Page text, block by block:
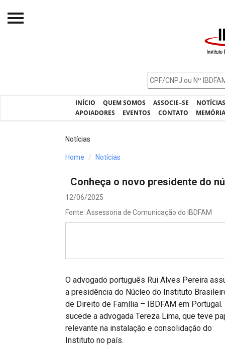
INÍCIO QUEM SOMOS ASSOCIE–SE
APOIADORES
EVENTOS CONTATO
Processos - IBDFAM
Alienação Parental
Encontre um Escritório
Notícias
Home Notícias
Conheça o novo presidente do
12/06/2025
Fonte: Assessoria de Comunicação do IBDFAM
O advogado português Rui Alves Pereira
a presidência do Núcleo do Instituto
de Direito de Família – IBDFAM em Portugal.
sucede a advogada Tereza Lima, que teve
relevante na instalação e consolidação do
Instituto no país.